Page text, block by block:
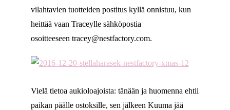
vilahtavien tuotteiden postitus kyllä onnistuu, kun
heittää vaan Traceylle sähköpostia
osoitteeseen tracey@nestfactory.com.
Vielä tietoa aukioloajoista: tänään ja huomenna ehtii
paikan päälle ostoksille, sen jälkeen Kuuma jää